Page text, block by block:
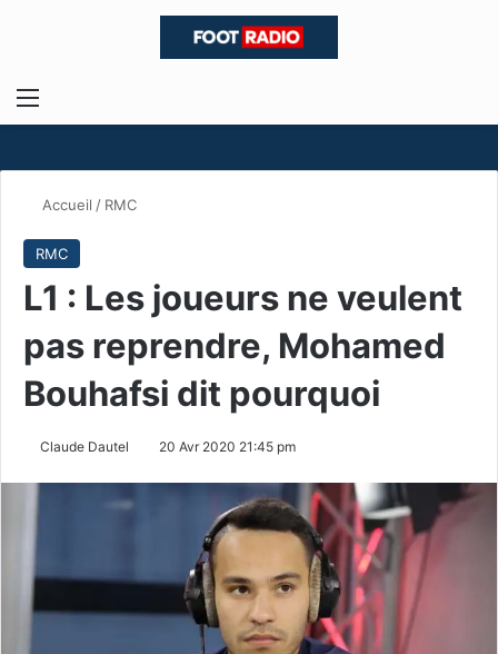
Menu
Accueil / RMC
RMC
L1 : Les joueurs ne veulent
pas reprendre, Mohamed
Bouhafsi dit pourquoi
Claude Dautel 20 Avr 2020 21:45 pm